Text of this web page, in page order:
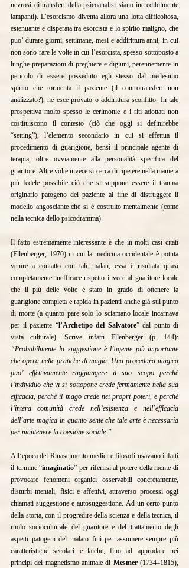
nevrosi di transfert della psicoanalisi siano incredibilmente
lampanti). L’esorcismo diventa allora una lotta difficoltosa,
estenuante e disperata tra esorcista e lo spirito maligno, che
puo’ durare giorni, settimane, mesi e addirittura anni, in cui
non sono rare le volte in cui l’esorcista, spesso sottoposto a
lunghe preparazioni di preghiere e digiuni, perennemente in
pericolo di essere posseduto egli stesso dal medesimo
spirito che tormenta il paziente (il controtransfert non
analizzato?), ne esce provato o addirittura sconfitto. In tale
prospettiva molto spesso le cerimonie e i riti adottati non
costituiscono il contesto (ciò che oggi si definirebbe
“setting”), l’elemento secondario in cui si effettua il
procedimento di guarigione, bensì il principale agente di
terapia, oltre ovviamente alla personalità specifica del
guaritore. Altre volte invece si cerca di ripetere nella maniera
più fedele possibile ciò che si suppone essere il trauma
originario patogeno del paziente al fine di distruggere il
modello angosciante che si è costruito mentalmente (come
nella tecnica dello psicodramma).
Il fatto estremamente interessante è che in molti casi citati
(Ellenberger, 1970) in cui la medicina occidentale è potuta
venire a contatto con tali malati, essa è risultata quasi
completamente inefficace rispetto invece al guaritore locale
che il più delle volte è stato in grado di ottenere la
guarigione completa e rapida in pazienti anche già sul punto
di morte (a quanto pare solo lo sciamano locale incarnava
per il paziente “l’Archetipo del Salvatore” dal punto di
“Probabilmente la suggestione è l’agente più importante
che opera nelle pratiche di magia. Una procedura magica
puo’ effettivamente raggiungere il suo scopo perché
l’individuo che vi si sottopone crede fermamente nella sua
efficacia, perché il mago crede nei propri poteri, e perché
l’intera comunità crede nell’esistenza e nell’efficacia
dell’arte magica in quanto sente che tale arte è necessaria
per mantenere la coesione sociale.”
All’epoca del Rinascimento medici e filosofi usavano infatti
il termine “imaginatio” per riferirsi al potere della mente di
provocare fenomeni organici osservabili concretamente,
disturbi mentali, fisici e affettivi, attraverso processi oggi
chiamati suggestione e autosuggestione. Ad un certo punto
della storia, con il progredire della scienza e della tecnica, il
ruolo socioculturale del guaritore e del trattamento degli
aspetti patogeni del malato finì per assumere sempre più
caratteristiche secolari e laiche, fino ad approdare nei
principi del magnetismo animale di Mesmer (1734–1815),